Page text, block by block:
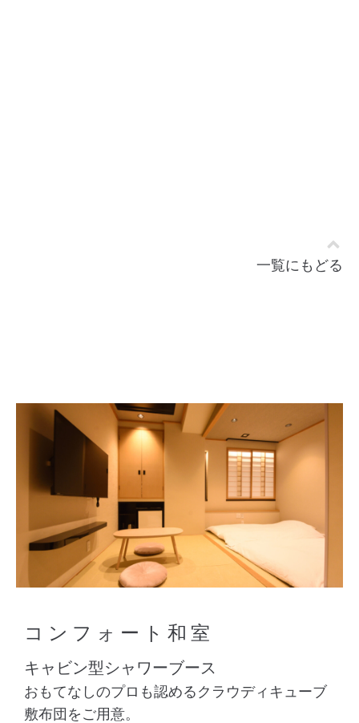
一覧にもどる
コンフォート和室
キャビン型シャワーブース
おもてなしのプロも認めるクラウディキューブ
敷布団をご用意。